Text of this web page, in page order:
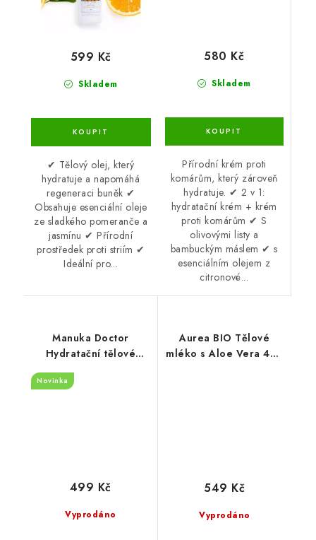
Skladem
599 Kč
✔ Tělový olej, který
hydratuje a napomáhá
regeneraci buněk ✔
Obsahuje esenciální oleje
ze sladkého pomeranče a
jasmínu ✔ Přírodní
prostředek proti striím ✔
Ideální pro...
Skladem
580 Kč
Přírodní krém proti
komárům, který zároveň
hydratuje. ✔ 2 v 1:
hydratační krém + krém
proti komárům ✔ S
olivovými listy a
bambuckým máslem ✔ s
esenciálním olejem z
citronové...
Manuka Doctor
Hydratační tělové
mléko s manukovým
medem 200 ml
Novinka
Vyprodáno
499 Kč
Aurea BIO Tělové
mléko s Aloe Vera 400
Vyprodáno
549 Kč